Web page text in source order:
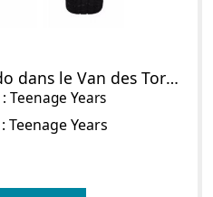
Figurine POP Leonardo dans le Van des Tortues Ninja
Teenage Years
Teenage Years